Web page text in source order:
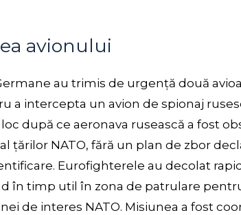
avionului
au trimis de urgență două
a intercepta un avion de spionaj
după ce aeronava rusească a fost
țărilor NATO, fără un plan de zbor
Eurofighterele au decolat
în timp util în zona de patrulare
de interes NATO. Misiunea a fost